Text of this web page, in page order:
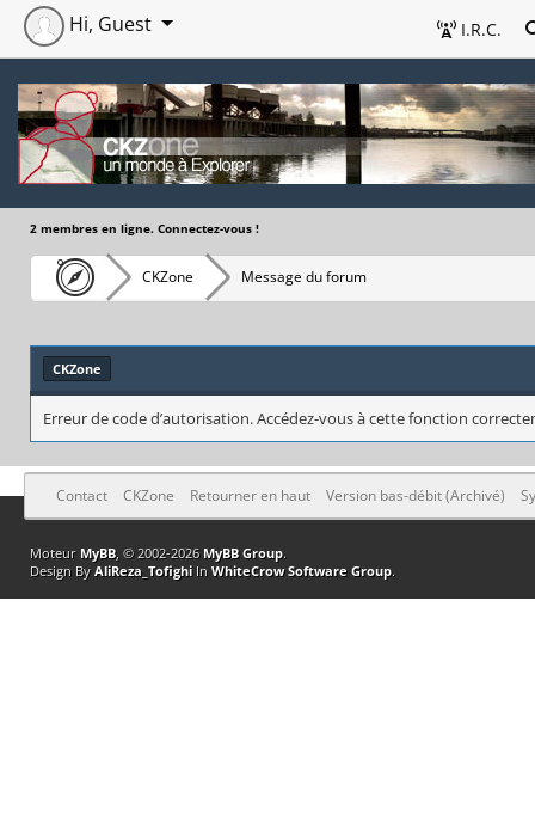
I.R.C.
Hi, Guest
2 membres en ligne. Connectez-vous !
CKZone Message du forum
CKZone
Erreur de code d’autorisation. Accédez-vous à cette fonction
Contact CKZone Retourner en haut Version bas-débit (Archivé)
Moteur MyBB, © 2002-2026 MyBB Group.
Design By AliReza_TofighiIn WhiteCrow Software Group.